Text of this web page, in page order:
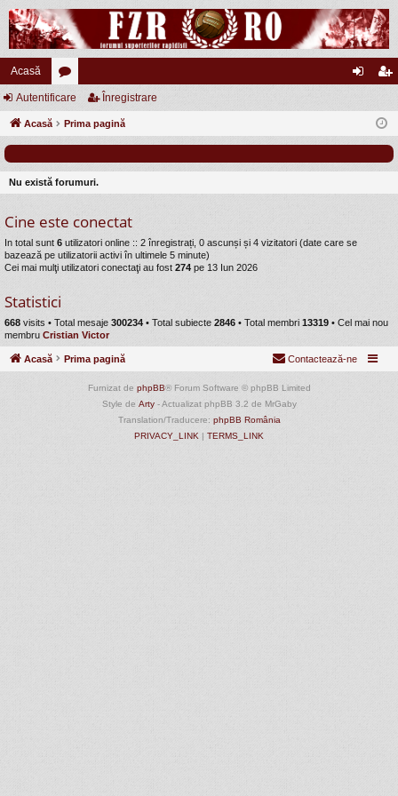
Acasă
or
u
uri
eg
Autentificare Înregistrare
Acasă Prima pagină
Nu există forumuri.
Cine este conectat
In total sunt 6 utilizatori online :: 2 înregistrați, 0 ascunși și 4 vizitatori (date care se
bazează pe utilizatorii activi în ultimele 5 minute)
Cei mai mulţi utilizatori conectaţi au fost 274 pe 13 Iun 2026
Statistici
668 visits • Total mesaje 300234 • Total subiecte 2846 • Total membri 13319 • Cel mai nou
membru Cristian Victor
Acasă Prima pagină Contactează-ne
Furnizat de phpBB® Forum Software © phpBB Limited
Style de Arty- Actualizat phpBB 3.2 de MrGaby
Translation/Traducere: phpBB România
PRIVACY_LINK | TERMS_LINK